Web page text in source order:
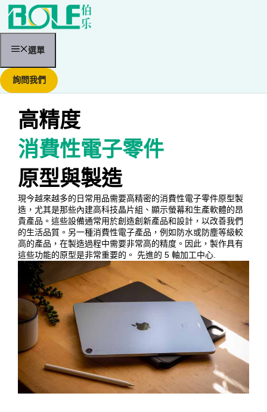
選單
詢問我們
高精度
消費性電子零件
原型與製造
現今越來越多的日常用品需要高精密的消費性電子零件原型製
造，尤其是那些內建高科技晶片組、顯示螢幕和生產軟體的昂
貴產品。這些設備通常用於創造創新產品和設計，以改善我們
的生活品質。另一種消費性電子產品，例如防水或防塵等級較
高的產品，在製造過程中需要非常高的精度。因此，製作具有
這些功能的原型是非常重要的。 先進的 5 軸加工中心